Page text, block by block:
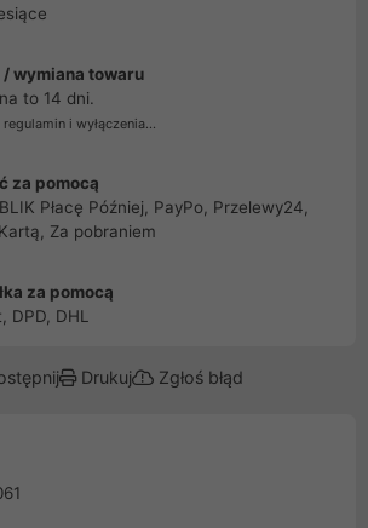
/ wymiana towaru
to 14 dni.
i wyłączenia...
za pomocą
Płacę Później, PayPo, Przelewy24,
Za pobraniem
za pomocą
DPD, DHL
Drukuj Zgłoś błąd